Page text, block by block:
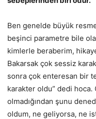
Ben genelde büyük
beşinci parametre bile
kimlerle beraberim,
Bakarsak çok sessiz
sonra çok enteresan bir
karakter oldu” dedi hoca.
olmadığından şunu
oldum, ne geliyorsa, ne